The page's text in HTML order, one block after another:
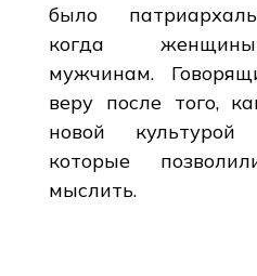
было
когда
мужчинам.
веру после того,
новой
которые
мыслить.